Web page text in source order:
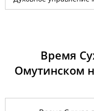
Время
Омутинском